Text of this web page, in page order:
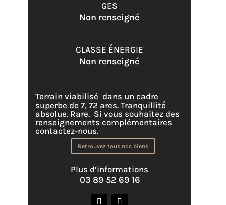
GES
Non renseigné
CLASSE ÉNERGIE
Non renseigné
Terrain viabilisé dans un cadre
superbe de 7, 72 ares. Tranquillité
absolue. Rare. Si vous souhaitez des
renseignements complémentaires
contactez-nous.
Retrouvez tous nos biens
Plus d’informations
03 89 52 69 16